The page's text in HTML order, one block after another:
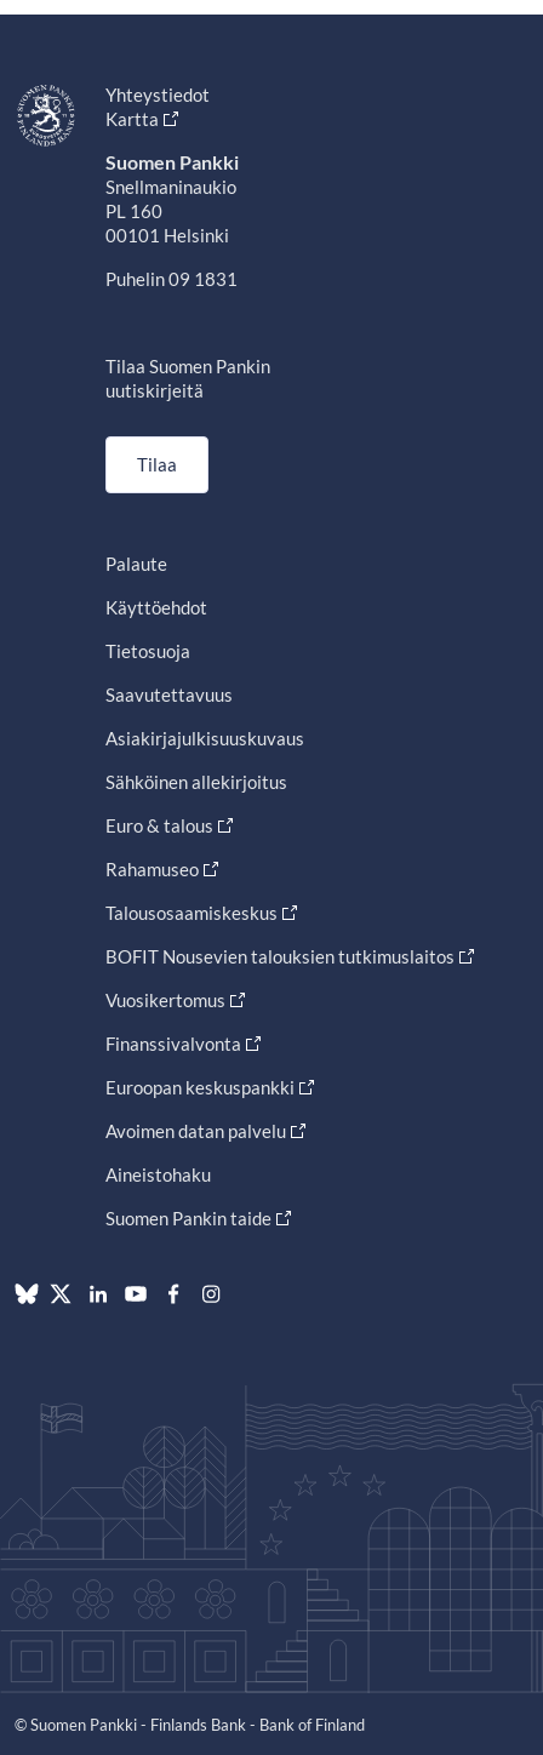
Yhteystiedot
Kartta
Suomen Pankki
Snellmaninaukio
PL 160
00101 Helsinki
Puhelin 09 1831
Tilaa Suomen Pankin
uutiskirjeitä
Tilaa
Palaute
Käyttöehdot
Tietosuoja
Saavutettavuus
Asiakirjajulkisuuskuvaus
Sähköinen allekirjoitus
Euro & talous
Rahamuseo
Talousosaamiskeskus
BOFIT Nousevien talouksien tutkimuslaitos
Vuosikertomus
Finanssivalvonta
Euroopan keskuspankki
Avoimen datan palvelu
Aineistohaku
Suomen Pankin taide
© Suomen Pankki - Finlands Bank - Bank of Finland